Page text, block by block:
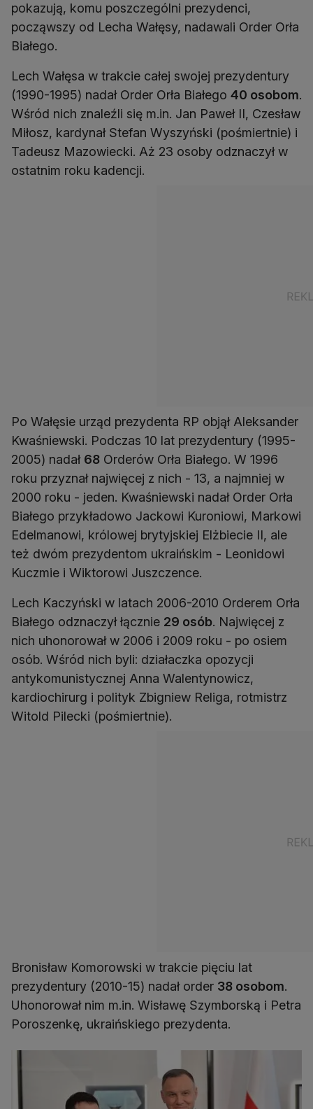
pokazują, komu poszczególni prezydenci,
począwszy od Lecha Wałęsy, nadawali Order Orła
Białego.
Lech Wałęsa w trakcie całej swojej prezydentury
(1990-1995) nadał Order Orła Białego 40 osobom.
Wśród nich znaleźli się m.in. Jan Paweł II, Czesław
Miłosz, kardynał Stefan Wyszyński (pośmiertnie) i
Tadeusz Mazowiecki. Aż 23 osoby odznaczył w
ostatnim roku kadencji.
Po Wałęsie urząd prezydenta RP objął Aleksander
Kwaśniewski. Podczas 10 lat prezydentury (1995-
2005) nadał 68 Orderów Orła Białego. W 1996
roku przyznał najwięcej z nich - 13, a najmniej w
2000 roku - jeden. Kwaśniewski nadał Order Orła
Białego przykładowo Jackowi Kuroniowi, Markowi
Edelmanowi, królowej brytyjskiej Elżbiecie II, ale
też dwóm prezydentom ukraińskim - Leonidowi
Kuczmie i Wiktorowi Juszczence.
Lech Kaczyński w latach 2006-2010 Orderem Orła
Białego odznaczył łącznie 29 osób. Najwięcej z
nich uhonorował w 2006 i 2009 roku - po osiem
osób. Wśród nich byli: działaczka opozycji
antykomunistycznej Anna Walentynowicz,
kardiochirurg i polityk Zbigniew Religa, rotmistrz
Witold Pilecki (pośmiertnie).
Bronisław Komorowski w trakcie pięciu lat
prezydentury (2010-15) nadał order 38 osobom.
Uhonorował nim m.in. Wisławę Szymborską i Petra
Poroszenkę, ukraińskiego prezydenta.